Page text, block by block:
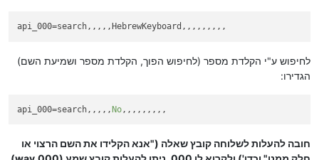
api_000=search,,,,,HebrewKeyboard,,,,,,,,,
לחיפוש ע"י הקלדת מספר (לחיפוש הפוך, הקלדת מספר ושמיעת השם)
הגדירו:
api_000=search,,,,,No,,,,,,,,,
חובה להעלות לשלוחה קובץ שאלה ("אנא הקלידו את השם הרצוי או